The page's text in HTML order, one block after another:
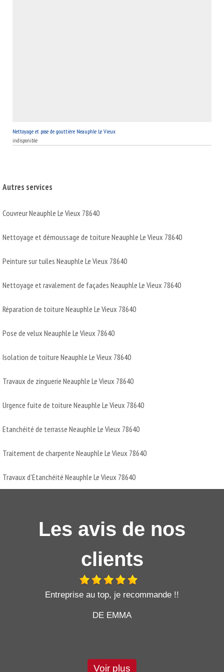
Nettoyage et pose de gouttière Neauphle Le Vieux
indisponible
Autres services
Couvreur Neauphle Le Vieux 78640
Nettoyage et démoussage de toiture Neauphle Le Vieux 78640
Peinture sur tuiles Neauphle Le Vieux 78640
Nettoyage et ravalement de façades Neauphle Le Vieux 78640
Réparation de toiture Neauphle Le Vieux 78640
Pose de velux Neauphle Le Vieux 78640
Isolation de toiture Neauphle Le Vieux 78640
Travaux de zinguerie Neauphle Le Vieux 78640
Urgence fuite de toiture Neauphle Le Vieux 78640
Etanchéité de terrasse Neauphle Le Vieux 78640
Traitement de charpente Neauphle Le Vieux 78640
Travaux d'Etanchéité Neauphle Le Vieux 78640
Les avis de nos
clients
Entreprise au top, je recommande !!
DE EMMA
Voir plus